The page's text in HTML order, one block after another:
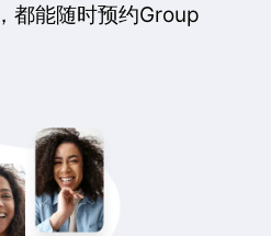
都能随时预约Group